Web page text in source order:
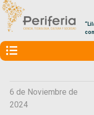
6 de Noviembre de
2024